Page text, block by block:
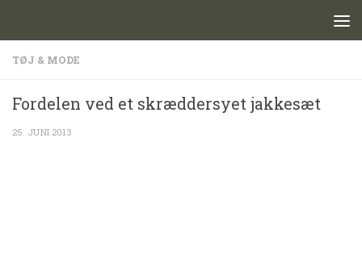
TØJ & MODE
Fordelen ved et skræddersyet jakkesæt
25. JUNI 2013